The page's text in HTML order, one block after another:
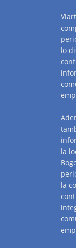
lo
la
la